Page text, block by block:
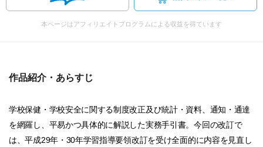
本ページはアフィリエイトプログラムによる収益を得ています
作品紹介・あらすじ
学校保健・学校安全に関する制度改正及び統計・資料、通知・通達
を網羅し、平易かつ具体的に解説した実務手引書。今回の改訂で
は、平成29年・30年学習指導要領改訂を受け全面的に内容を見直し